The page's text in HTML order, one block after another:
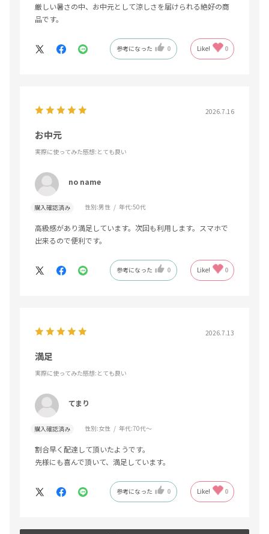
厳しい暑さの中、お中元として涼しさを届けられる絶好の商
品です。
参考になった 0 Like! 0
2026.7.16
お中元
実際に使ってみた感想:とても良い
no name
購入確認済み 性別:男性 年代:50代
高級感があり満足しています。次回も利用します。スマホで
出来るので便利です。
参考になった 0 Like! 0
2026.7.13
満足
実際に使ってみた感想:とても良い
てまり
購入確認済み 性別:女性 年代:70代～
割合早く配達して頂いたようです。
先様にも喜んで頂いて、満足しています。
参考になった 0 Like! 0